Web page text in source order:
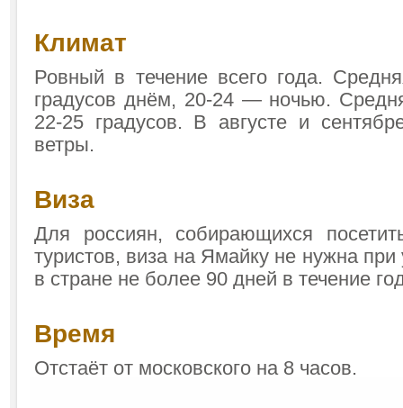
Климат
Ровный в течение всего года.
градусов днём, 20-24 — ночью.
22-25 градусов. В августе и
ветры.
Виза
Для россиян, собирающихся
туристов, виза на Ямайку не нужна
в стране не более 90 дней в течение
Время
Отстаёт от московского на 8 часов.